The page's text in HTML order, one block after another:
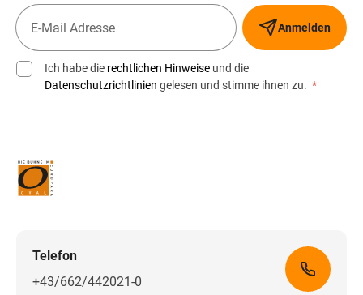
Anmelden
Ich habe die rechtlichen Hinweise und die
Datenschutzrichtlinien gelesen und stimme ihnen zu. *
Telefon
+43/662/442021-0